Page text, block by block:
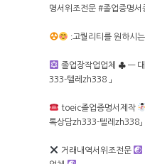
명서위조전문 #졸업증명서
ː고퀄리티를 원하시
졸업장작업업체 ♣— 대
333-텔레zh338 」
toeic졸업증명서제작
톡상담zh333-텔레zh338」
거래내역서위조전문